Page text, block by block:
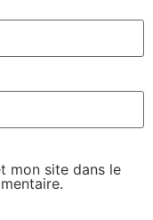
mon site dans le